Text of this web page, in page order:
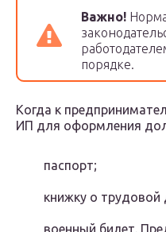
Важно!
порядке.
Когда к
ИП для оформления
паспорт;
книжку о трудовой
военный билет.